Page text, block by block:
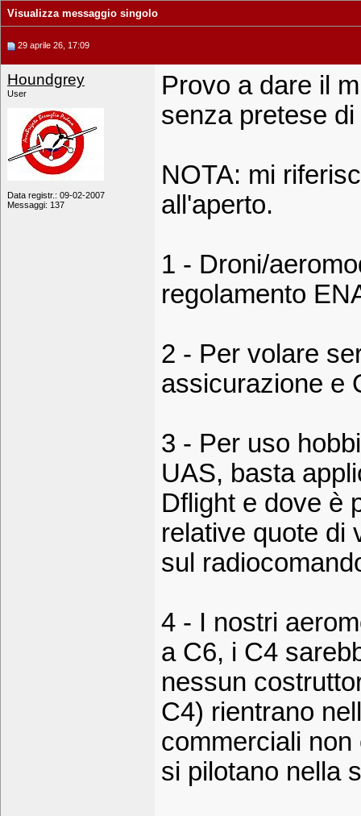
Visualizza messaggio singolo
29 aprile 26, 17:09
Houndgrey
User
Data registr.: 09-02-2007
Messaggi: 137
Provo a dare il
senza pretese
NOTA: mi
all'aperto.
1 - Droni/
regolamento
2 - Per volare
assicurazione e
3 - Per uso
UAS, basta
Dflight e dove è
relative quote di
sul
4 - I nostri
a C6, i C4
nessun
C4) rientrano
commerciali
si pilotano nella